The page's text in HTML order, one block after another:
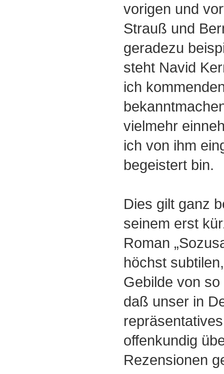
vorigen und
Strauß und
geradezu
steht Navid
ich
vielmehr
ich von ihm
begeistert bin.
Dies gilt ganz
seinem erst
Roman
höchst
Gebilde von
daß unser in
offenkundig
Rezensionen